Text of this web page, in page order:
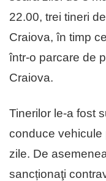
22.00, trei tineri
Craiova, în timp
într-o parcare de
Craiova.
Tinerilor le‐a fost
conduce vehicule
zile. De
sancționaţi